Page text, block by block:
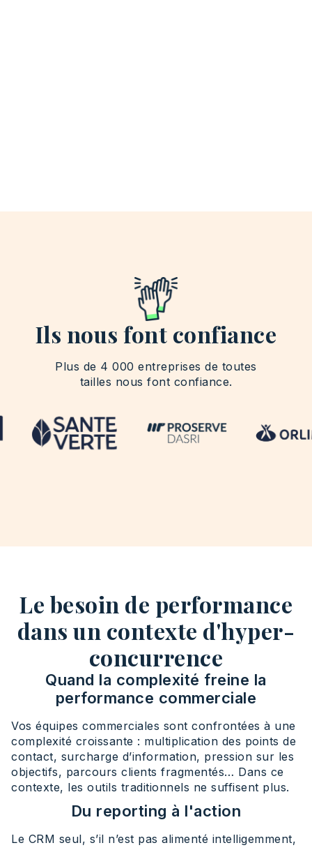
Ils nous font confiance
Plus de 4 000 entreprises de toutes
tailles nous font confiance.
Le besoin de performance
dans un contexte d'hyper-
concurrence
Quand la complexité freine la
performance commerciale
Vos équipes commerciales sont confrontées à une
complexité croissante : multiplication des points de
contact, surcharge d’information, pression sur les
objectifs, parcours clients fragmentés… Dans ce
contexte, les outils traditionnels ne suffisent plus.
Du reporting à l'action
Le CRM seul, s’il n’est pas alimenté intelligemment,